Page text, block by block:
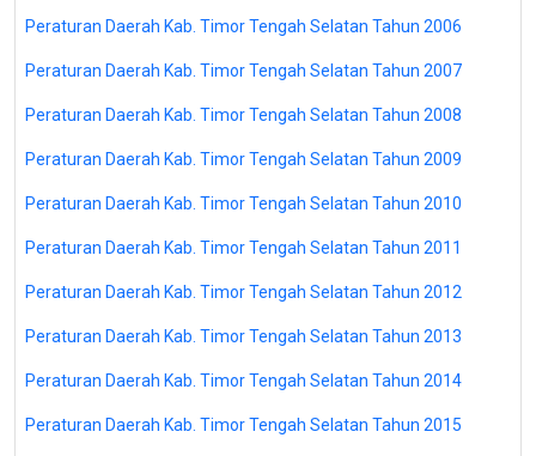
Peraturan Daerah Kab. Timor Tengah Selatan Tahun 2006
Peraturan Daerah Kab. Timor Tengah Selatan Tahun 2007
Peraturan Daerah Kab. Timor Tengah Selatan Tahun 2008
Peraturan Daerah Kab. Timor Tengah Selatan Tahun 2009
Peraturan Daerah Kab. Timor Tengah Selatan Tahun 2010
Peraturan Daerah Kab. Timor Tengah Selatan Tahun 2011
Peraturan Daerah Kab. Timor Tengah Selatan Tahun 2012
Peraturan Daerah Kab. Timor Tengah Selatan Tahun 2013
Peraturan Daerah Kab. Timor Tengah Selatan Tahun 2014
Peraturan Daerah Kab. Timor Tengah Selatan Tahun 2015